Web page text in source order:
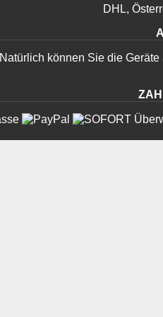
DHL,
Natürlich können Sie die